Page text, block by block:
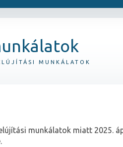
MUNKÁLATOK
munkálatok miatt 2025.